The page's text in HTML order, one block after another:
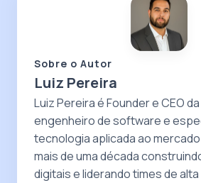
Sobre o Autor
Luiz Pereira
Luiz Pereira é Founder e CEO da
engenheiro de software e
tecnologia aplicada ao
mais de uma década
digitais e liderando times de